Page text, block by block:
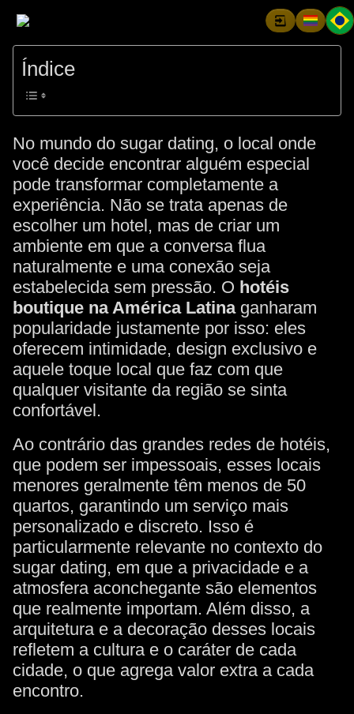
Índice
No mundo do sugar dating, o local onde
você decide encontrar alguém especial
pode transformar completamente a
experiência. Não se trata apenas de
escolher um hotel, mas de criar um
ambiente em que a conversa flua
naturalmente e uma conexão seja
estabelecida sem pressão. O hotéis
boutique na América Latinaganharam
popularidade justamente por isso: eles
oferecem intimidade, design exclusivo e
aquele toque local que faz com que
qualquer visitante da região se sinta
confortável.
Ao contrário das grandes redes de hotéis,
que podem ser impessoais, esses locais
menores geralmente têm menos de 50
quartos, garantindo um serviço mais
personalizado e discreto. Isso é
particularmente relevante no contexto do
sugar dating, em que a privacidade e a
atmosfera aconchegante são elementos
que realmente importam. Além disso, a
arquitetura e a decoração desses locais
refletem a cultura e o caráter de cada
cidade, o que agrega valor extra a cada
encontro.